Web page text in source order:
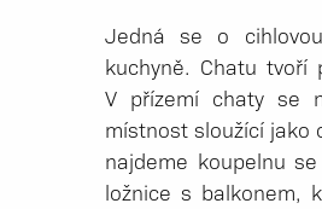
Jedná se o
kuchyně. Chatu tvoří
V přízemí chaty se
místnost sloužící jako
najdeme koupelnu
ložnice s balkonem,